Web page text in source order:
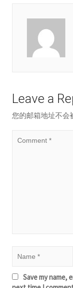
Leave a
您的邮箱地址不会
Save my name,